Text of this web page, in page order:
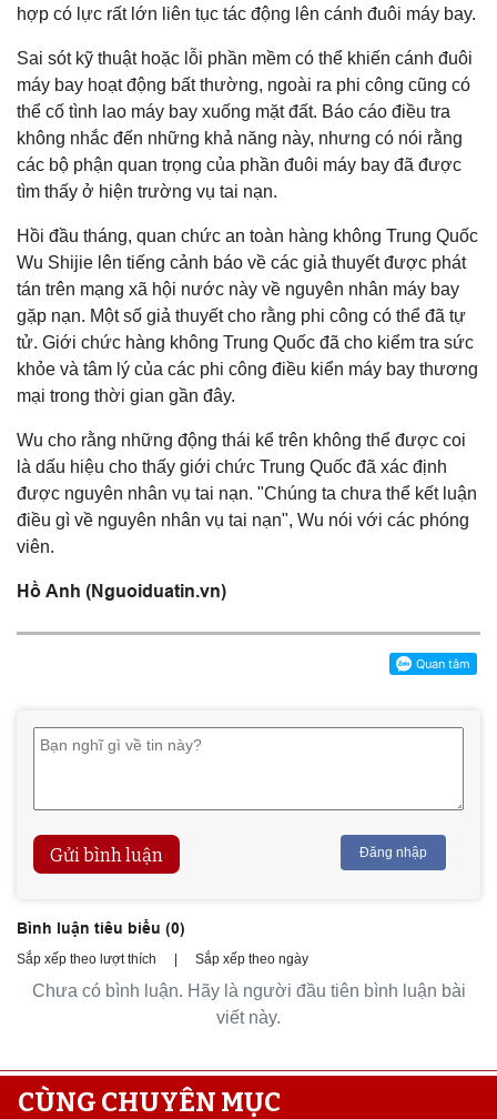
hợp có lực rất lớn liên tục tác động lên cánh đuôi máy bay.
Sai sót kỹ thuật hoặc lỗi phần mềm có thể khiến cánh đuôi
máy bay hoạt động bất thường, ngoài ra phi công cũng có
thể cố tình lao máy bay xuống mặt đất. Báo cáo điều tra
không nhắc đến những khả năng này, nhưng có nói rằng
các bộ phận quan trọng của phần đuôi máy bay đã được
tìm thấy ở hiện trường vụ tai nạn.
Hồi đầu tháng, quan chức an toàn hàng không Trung Quốc
Wu Shijie lên tiếng cảnh báo về các giả thuyết được phát
tán trên mạng xã hội nước này về nguyên nhân máy bay
gặp nạn. Một số giả thuyết cho rằng phi công có thể đã tự
tử. Giới chức hàng không Trung Quốc đã cho kiểm tra sức
khỏe và tâm lý của các phi công điều kiển máy bay thương
mại trong thời gian gần đây.
Wu cho rằng những động thái kể trên không thể được coi
là dấu hiệu cho thấy giới chức Trung Quốc đã xác định
được nguyên nhân vụ tai nạn. "Chúng ta chưa thể kết luận
điều gì về nguyên nhân vụ tai nạn", Wu nói với các phóng
viên.
Hồ Anh (Nguoiduatin.vn)
Gửi bình luận Đăng nhập
Bình luận tiêu biểu (0)
Sắp xếp theo lượt thích | Sắp xếp theo ngày
Chưa có bình luận. Hãy là người đầu tiên bình luận bài
viết này.
CÙNG CHUYÊN MỤC